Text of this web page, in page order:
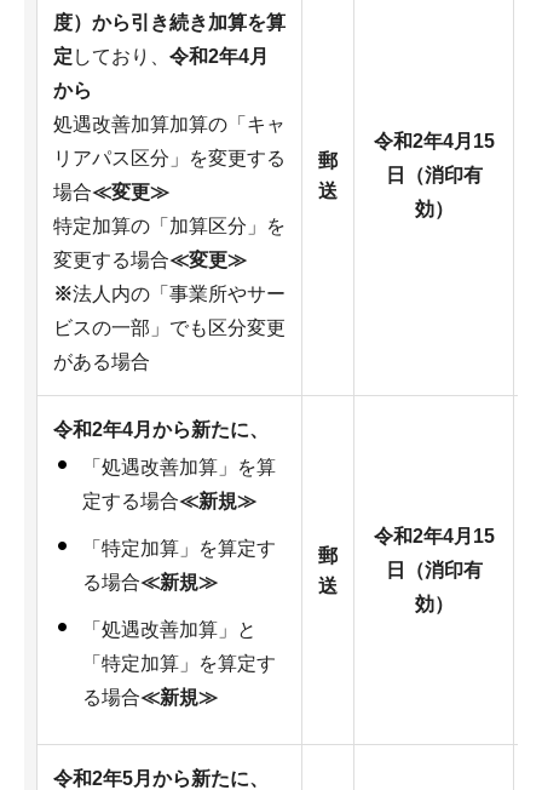
度）から引き続き加算を算
定 しており、 令和2年4月
から
処遇改善加算加算の「キャ
リアパス区分」を変更する
場合≪変更≫
特定加算の「加算区分」を
変更する場合≪変更≫
※法人内の「事業所やサー
ビスの一部」でも区分変更
がある場合
郵
送
令和2年4月15
日（消印有
効）
令和2年4月から新たに、
「処遇改善加算」を算
定する場合≪新規≫
「特定加算」を算定す
る場合≪新規≫
「処遇改善加算」と
「特定加算」を算定す
る場合≪新規≫
郵
送
令和2年4月15
日（消印有
効）
令和2年5月から新たに、